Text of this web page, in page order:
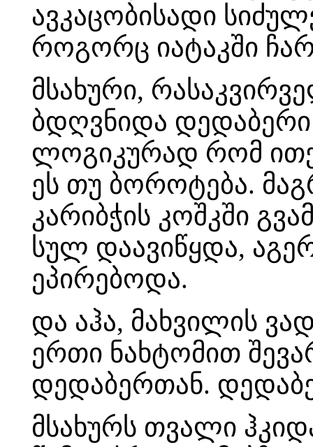
ავკაცობისადი
როგორც იატაკში
მსახური,
ბდღვნიდა დედაბერი
ლოგიკურად რომ
ეს თუ ბოროტება.
კარიბჭის კოშკში
სულ დაავიწყდა,
ეპირებოდა.
და აჰა, მახვილის
ერთი ნახტომით
დედაბერთან.
მსახურს თვალი